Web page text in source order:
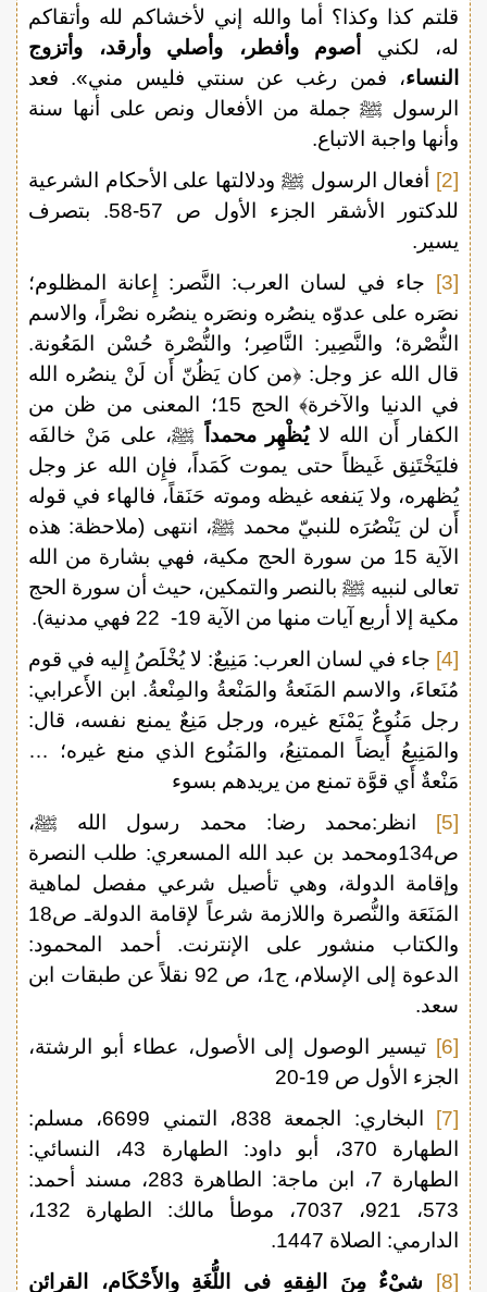
قلتم كذا وكذا؟ أما والله إني لأخشاكم لله وأتقاكم
له، لكني
أصوم وأفطر، وأصلي وأرقد، وأتزوج
النساء، فمن رغب عن سنتي فليس مني». فعد
الرسول ﷺ جملة من الأفعال ونص على أنها سنة
وأنها واجبة الاتباع.
[2]
أفعال الرسول ﷺ ودلالتها على الأحكام الشرعية
للدكتور الأشقر الجزء الأول ص 57-58. بتصرف
يسير.
[3]
جاء في لسان العرب: النَّصر: إِعانة المظلوم؛
نصَره على عدوّه ينصُره ونصَره ينصُره نصْراً، والاسم
النُّصْرة؛ والنَّصِير: النَّاصِر؛ والنُّصْرة حُسْن المَعُونة.
قال الله عز وجل: ﴿من كان يَظُنّ أَن لَنْ ينصُره الله
في الدنيا والآخرة﴾ الحج 15؛ المعنى من ظن من
الكفار أَن الله لايُظْهِر محمداً
ﷺ، على مَنْ خالفَه
فليَخْتَنِق غَيظاً حتى يموت كَمَداً، فإِن الله عز وجل
يُظهره، ولا يَنفعه غيظه وموته حَنَقاً، فالهاء في قوله
أَن لن يَنْصُرَه للنبيّ محمد ﷺ، انتهى (ملاحظة: هذه
الآية 15 من سورة الحج مكية، فهي بشارة من الله
تعالى لنبيه ﷺ بالنصر والتمكين، حيث أن سورة الحج
مكية إلا أربع آيات منها من الآية 19- 22 فهي مدنية).
[4]
جاء في لسان العرب: مَنِيعٌ: لا يُخْلَصُ إِليه في قوم
مُنَعاءَ، والاسم المَنَعةُ والمَنْعةُ والمِنْعةُ. ابن الأَعرابي:
رجل مَنُوعٌ يَمْنَع غيره، ورجل مَنِعٌ يمنع نفسه، قال:
والمَنِيعُ أَيضاً الممتنِعُ، والمَنُوع الذي منع غيره؛ …
مَنْعةٌ أَي قوَّة تمنع من يريدهم بسوء
[5]
انظر:محمد رضا: محمد رسول الله ﷺ،
ص134ومحمد بن عبد الله المسعري: طلب النصرة
وإقامة الدولة، وهي تأصيل شرعي مفصل لماهية
المَنَعَة والنُّصرة واللازمة شرعاً لإقامة الدولةـ ص18
والكتاب منشور على الإنترنت. أحمد المحمود:
الدعوة إلى الإسلام، ج1، ص 92 نقلاً عن طبقات ابن
سعد.
[6]
تيسير الوصول إلى الأصول، عطاء أبو الرشتة،
الجزء الأول ص 19-20
[7]
البخاري: الجمعة 838، التمني 6699، مسلم:
الطهارة 370، أبو داود: الطهارة 43، النسائي:
الطهارة 7، ابن ماجة: الطاهرة 283، مسند أحمد:
573، 921، 7037، موطأ مالك: الطهارة 132،
الدارمي: الصلاة 1447.
[8]
شيْءٌ مِنَ الفِقهِ في اللُّغَةِ والأَحْكَامِ، القرائن